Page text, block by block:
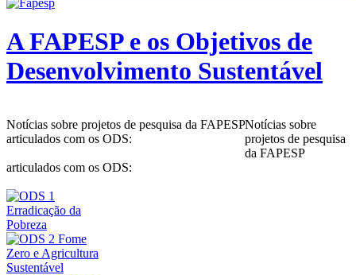
A FAPESP e os Objetivos de
Desenvolvimento Sustentável
Notícias sobre projetos de pesquisa da FAPESP
articulados com os ODS:
Notícias sobre
projetos de pesquisa
da FAPESP
articulados com os ODS: